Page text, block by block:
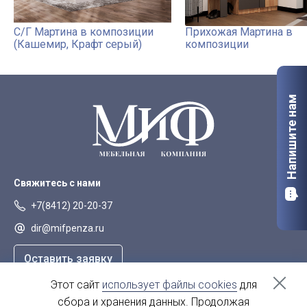
С/Г Мартина в композиции
(Кашемир, Крафт серый)
Прихожая Мартина в
композиции
Свяжитесь с нами
+7(8412) 20-20-37
dir@mifpenza.ru
Оставить заявку
Напишите нам
Этот сайт использует файлы cookies для
сбора и хранения данных. Продолжая